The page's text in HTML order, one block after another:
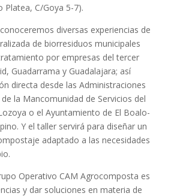
Platea, C/Goya 5-7).
diversas experiencias de
de biorresiduos municipales
por empresas del tercer
Guadarrama y Guadalajara; así
directa desde las Administraciones
la Mancomunidad de Servicios del
o el Ayuntamiento de El Boalo-
Y el taller servirá para diseñar un
adaptado a las necesidades
Operativo CAM Agrocomposta es
y dar soluciones en materia de